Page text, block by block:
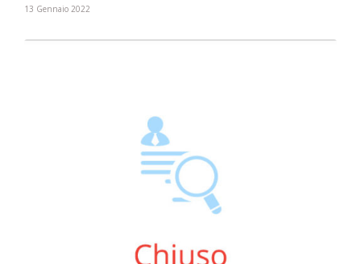
13 Gennaio 2022